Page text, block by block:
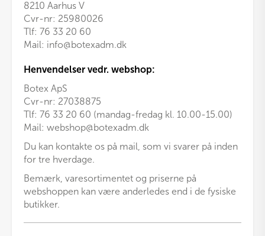
8210 Aarhus V
Cvr-nr: 25980026
Tlf: 76 33 20 60
Mail: info@botexadm.dk
Henvendelser vedr. webshop:
Botex ApS
Cvr-nr: 27038875
Tlf: 76 33 20 60 (mandag-fredag kl. 10.00-15.00)
Mail: webshop@botexadm.dk
Du kan kontakte os på mail, som vi svarer på inden
for tre hverdage.
Bemærk, varesortimentet og priserne på
webshoppen kan være anderledes end i de fysiske
butikker.